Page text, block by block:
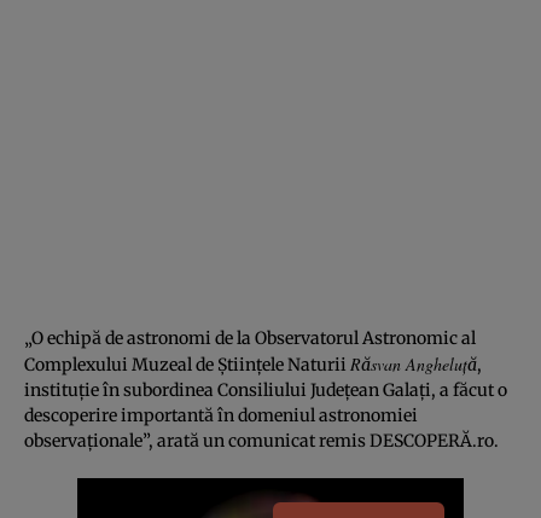
„O echipă de astronomi de la Observatorul Astronomic al
Complexului Muzeal de Științele Naturii Răsvan Angheluță,
instituție în subordinea Consiliului Județean Galați, a făcut o
descoperire importantă în domeniul astronomiei
observaționale”, arată un comunicat remis DESCOPERĂ.ro.